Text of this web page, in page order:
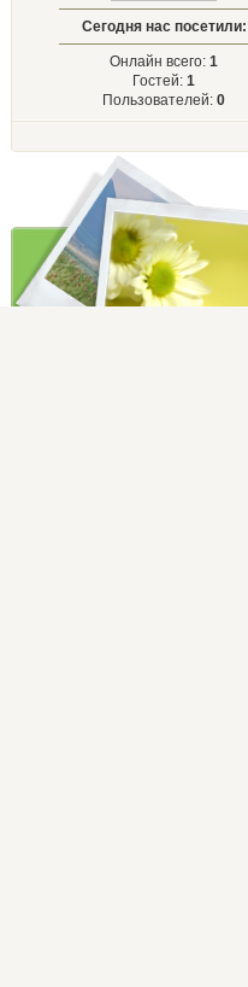
Сегодня нас посетили:
Онлайн всего: 1
Гостей: 1
Пользователей: 0